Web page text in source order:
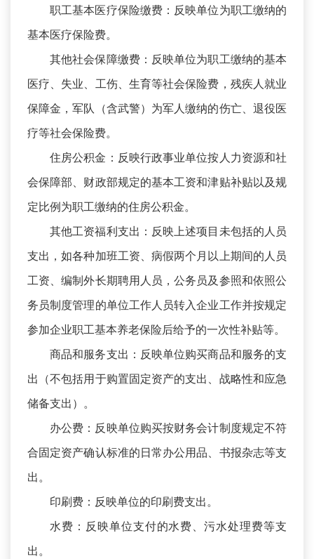
职工基本医疗保险缴费：反映单位为职工缴纳的
基本医疗保险费。
其他社会保障缴费：反映单位为职工缴纳的基本
医疗、失业、工伤、生育等社会保险费，残疾人就业
保障金，军队（含武警）为军人缴纳的伤亡、退役医
疗等社会保险费。
住房公积金：反映行政事业单位按人力资源和社
会保障部、财政部规定的基本工资和津贴补贴以及规
定比例为职工缴纳的住房公积金。
其他工资福利支出：反映上述项目未包括的人员
支出，如各种加班工资、病假两个月以上期间的人员
工资、编制外长期聘用人员，公务员及参照和依照公
务员制度管理的单位工作人员转入企业工作并按规定
参加企业职工基本养老保险后给予的一次性补贴等。
商品和服务支出：反映单位购买商品和服务的支
出（不包括用于购置固定资产的支出、战略性和应急
储备支出）。
办公费：反映单位购买按财务会计制度规定不符
合固定资产确认标准的日常办公用品、书报杂志等支
出。
印刷费：反映单位的印刷费支出。
水费：反映单位支付的水费、污水处理费等支
出。